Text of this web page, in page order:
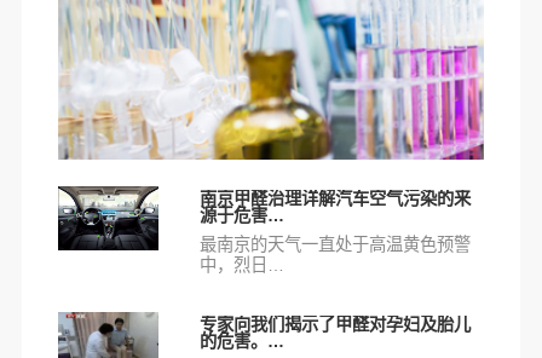
南京甲醛治理详解汽车空气污染的来
源于危害…
最南京的天气一直处于高温黄色预警
中，烈日…
专家向我们揭示了甲醛对孕妇及胎儿
的危害。…